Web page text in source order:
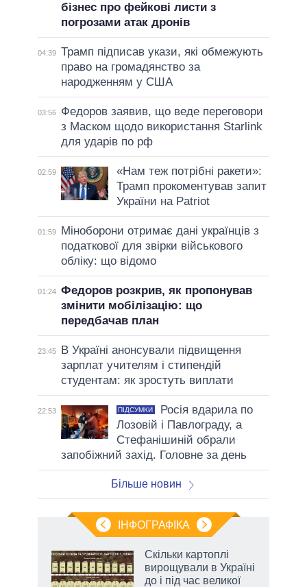
бізнес про фейкові листи з
погрозами атак дронів
04:39 Трамп підписав укази, які обмежують
право на громадянство за
народженням у США
03:56
Федоров заявив, що веде переговори
з Маском щодо використання Starlink
для ударів по рф
02:59
«Нам теж потрібні ракети»:
Трамп прокоментував запит
України на Patriot
01:59
Міноборони отримає дані українців з
податкової для звірки військового
обліку: що відомо
01:24 Федоров розкрив, як пропонував
змінити мобілізацію: що
передбачав план
23:45
В Україні анонсували підвищення
зарплат учителям і стипендій
студентам: як зростуть виплати
22:53 ПІДСУМКИ
Росія вдарила по
Лозовій і Павлограду, а
Стефанішиній обрали
запобіжний захід. Головне за день
Більше новин
ІНФОГРАФІКА
Скільки картоплі
вирощували в Україні
до і під час великої